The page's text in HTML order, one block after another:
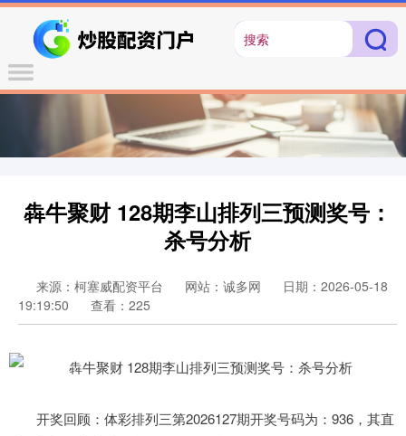
犇牛聚财 128期李山排列三预测奖号：
杀号分析
来源：柯塞威配资平台 网站：诚多网
日期：2026-05-18
19:19:50
查看：225
开奖回顾：体彩排列三第2026127期开奖号码为：936，其直